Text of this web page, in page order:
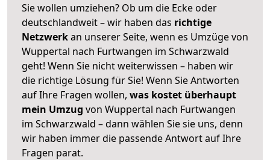
Sie wollen umziehen? Ob um die Ecke oder
deutschlandweit – wir haben das richtige
Netzwerkan unserer Seite, wenn es Umzüge von
Wuppertal nach Furtwangen im Schwarzwald
geht! Wenn Sie nicht weiterwissen – haben wir
die richtige Lösung für Sie! Wenn Sie Antworten
auf Ihre Fragen wollen, was kostet überhaupt
mein Umzug von Wuppertal nach Furtwangen
im Schwarzwald – dann wählen Sie sie uns, denn
wir haben immer die passende Antwort auf Ihre
Fragen parat.